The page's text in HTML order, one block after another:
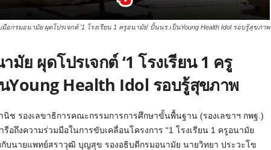
มือกรมอนามัย ผุดโปรเจกต์ '1 โรงเรียน 1 ครูอนามัย' ปั้นนร.เป็นYoung Health Idol รอบรู้สุขภาพ
ย ผุดโปรเจกต์ ‘1 โรงเรียน 1 ครู
นYoung Health Idol รอบรู้สุขภาพ
นิช รองเลขาธิการคณะกรรมการการศึกษาขั้นพื้นฐาน (รองเลขาฯ กพฐ.)
รือถึงความร่วมมือในการขับเคลื่อนโครงการ “1 โรงเรียน 1 ครูอนามัย
กับนายแพทย์สราวุฒิ บุญสุข รองอธิบดีกรมอนามัย นายวิทยา ประวะโข